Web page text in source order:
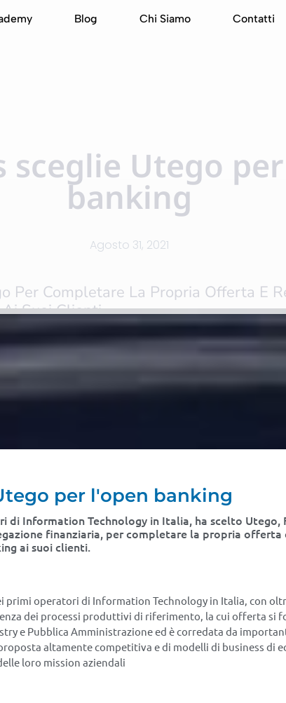
Blog Chi Siamo Contatti
sceglie Utego per
banking
Agosto 31, 2021
Per Completare La Propria Offerta E
Suoi Clienti.
per l'open banking
di Information Technology in Italia, ha scelto Utego,
finanziaria, per completare la propria offerta
ai suoi clienti.
primi operatori di Information Technology in Italia, con
dei processi produttivi di riferimento, la cui offerta si
e Pubblica Amministrazione ed è corredata da
altamente competitiva e di modelli di business di
loro mission aziendali